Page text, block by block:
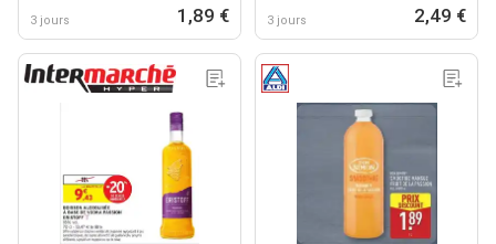
3 jours 1,89 € 3 jours 2,49 €